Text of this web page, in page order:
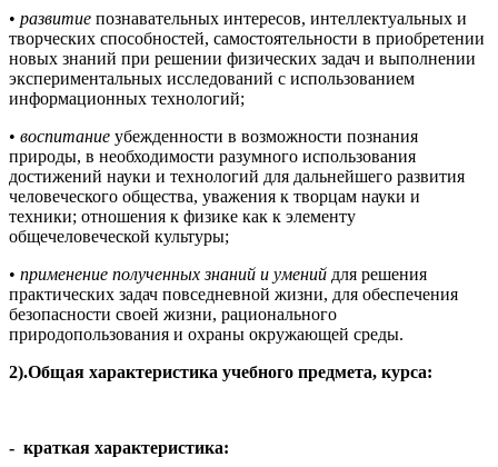
• развитие познавательных интересов, интеллектуальных и
творческих способностей, самостоятельности в приобретении
новых знаний при решении физических задач и выполнении
экспериментальных исследований с использованием
информационных технологий;
• воспитание убежденности в возможности познания
природы, в необходимости разумного использования
достижений науки и технологий для дальнейшего развития
человеческого общества, уважения к творцам науки и
техники; отношения к физике как к элементу
общечеловеческой культуры;
• применение полученных знаний и умений для решения
практических задач повседневной жизни, для обеспечения
безопасности своей жизни, рационального
природопользования и охраны окружающей среды.
2).Общая характеристика учебного предмета, курса:
- краткая характеристика: